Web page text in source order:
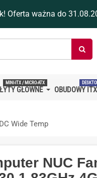
Oferta ważna do
w
GŁÓWNE
MINI-ITX / MICRO-ATX
OBUDOWY ITX
Wide Temp
NUC